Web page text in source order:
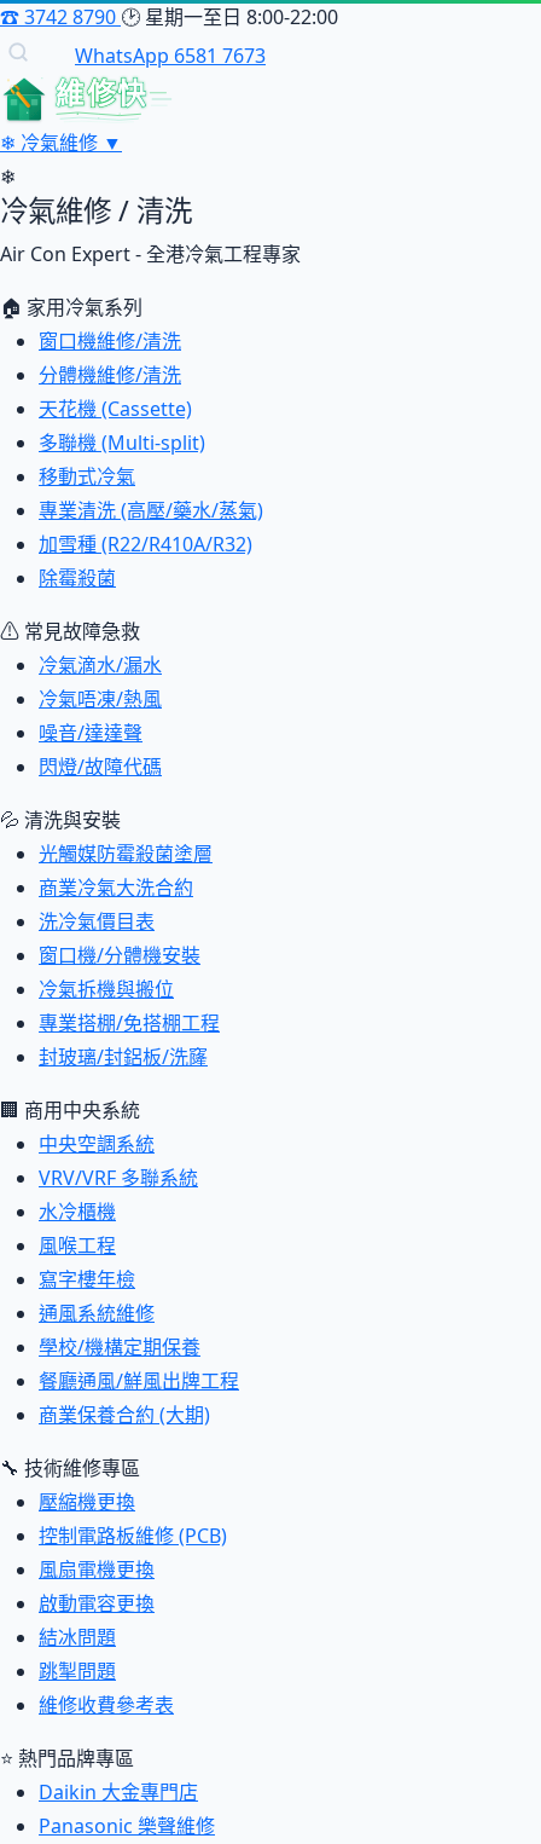
☎3742 8790 🕑 星期一至日 8:00-22:00
WhatsApp 6581 7673
維修快
❄ 冷氣維修 ▼
❄
冷氣維修 / 清洗
Air Con Expert - 全港冷氣工程專家
🏠 家用冷氣系列
窗口機維修/清洗
分體機維修/清洗
天花機 (Cassette)
多聯機 (Multi-split)
移動式冷氣
專業清洗 (高壓/藥水/蒸氣)
加雪種 (R22/R410A/R32)
除霉殺菌
⚠ 常見故障急救
冷氣滴水/漏水
冷氣唔凍/熱風
噪音/達達聲
閃燈/故障代碼
💦 清洗與安裝
光觸媒防霉殺菌塗層
商業冷氣大洗合約
洗冷氣價目表
窗口機/分體機安裝
冷氣拆機與搬位
專業搭棚/免搭棚工程
封玻璃/封鋁板/洗窿
🏢 商用中央系統
中央空調系統
VRV/VRF 多聯系統
水冷櫃機
風喉工程
寫字樓年檢
通風系統維修
學校/機構定期保養
餐廳通風/鮮風出牌工程
商業保養合約 (大期)
🔧 技術維修專區
壓縮機更換
控制電路板維修 (PCB)
風扇電機更換
啟動電容更換
結冰問題
跳掣問題
維修收費參考表
⭐ 熱門品牌專區
Daikin 大金專門店
Panasonic 樂聲維修